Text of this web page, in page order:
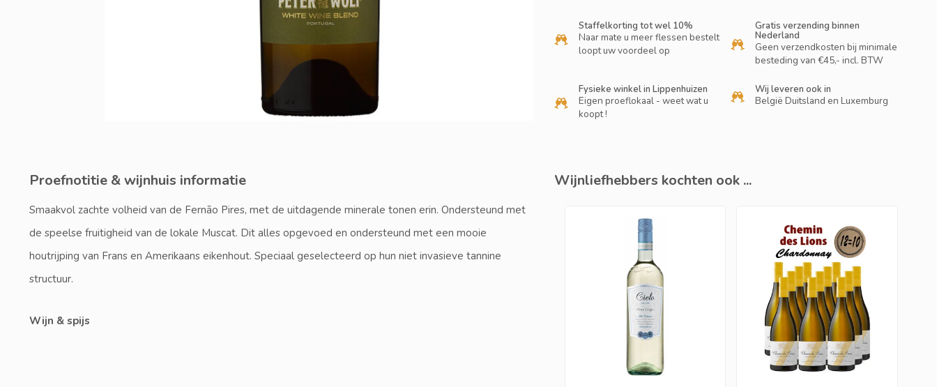
Staffelkorting tot wel 10%
Naar mate u meer flessen bestelt
loopt uw voordeel op
Gratis verzending binnen
Nederland
Geen verzendkosten bij minimale
besteding van €45,- incl. BTW
Fysieke winkel in Lippenhuizen
Eigen proeflokaal - weet wat u
koopt !
Wij leveren ook in
België Duitsland en Luxemburg
Proefnotitie & wijnhuis informatie
Smaakvol zachte volheid van de Fernão Pires, met de uitdagende minerale tonen erin. Ondersteund met
de speelse fruitigheid van de lokale Muscat. Dit alles opgevoed en ondersteund met een mooie
houtrijping van Frans en Amerikaans eikenhout. Speciaal geselecteerd op hun niet invasieve tannine
structuur.
Wijn & spijs
Wijnliefhebbers kochten ook ...